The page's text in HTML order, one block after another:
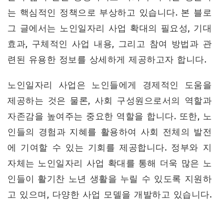
는 핵심적인 정책으로 부상하고 있습니다. 본 블로
그 글에서는 노인일자리 사업 확대의 필요성, 기대
효과, 구체적인 사업 내용, 그리고 참여 방법과 관
련된 유용한 정보를 상세하게 제공하고자 합니다.
노인일자리 사업은 노인들에게 경제적인 도움을
제공하는 것은 물론, 사회 구성원으로서의 역할과
자존감을 높여주는 중요한 역할을 합니다. 또한, 노
인들의 경험과 지혜를 활용하여 사회 전체의 발전
에 기여할 수 있는 기회를 제공합니다. 정부와 지
자체는 노인일자리 사업 확대를 통해 더욱 많은 노
인들이 활기찬 노년 생활을 누릴 수 있도록 지원하
고 있으며, 다양한 사업 모델을 개발하고 있습니다.